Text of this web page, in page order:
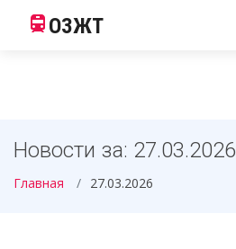
ОЗЖТ
Новости за: 27.03.2026
Главная 27.03.2026